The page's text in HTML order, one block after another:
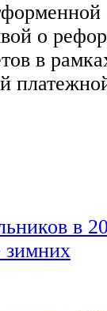
о
в